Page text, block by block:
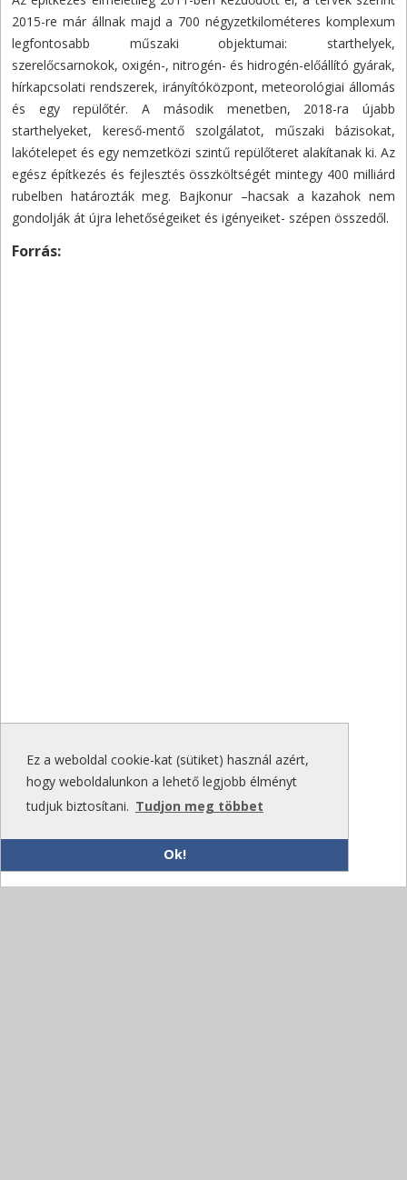
Ez a weboldal cookie-kat (sütiket) használ azért,
hogy weboldalunkon a lehető legjobb élményt
tudjuk biztosítani. Tudjon meg többet
Ok!
2015-re már állnak majd a 700 négyzetkilométeres komplexum
legfontosabb műszaki objektumai: starthelyek,
szerelőcsarnokok, oxigén-, nitrogén- és hidrogén-előállító gyárak,
hírkapcsolati rendszerek, irányítóközpont, meteorológiai állomás
és egy repülőtér. A második menetben, 2018-ra újabb
starthelyeket, kereső-mentő szolgálatot, műszaki bázisokat,
lakótelepet és egy nemzetközi szintű repülőteret alakítanak ki. Az
egész építkezés és fejlesztés összköltségét mintegy 400 milliárd
rubelben határozták meg. Bajkonur –hacsak a kazahok nem
gondolják át újra lehetőségeiket és igényeiket- szépen összedől.
Forrás: